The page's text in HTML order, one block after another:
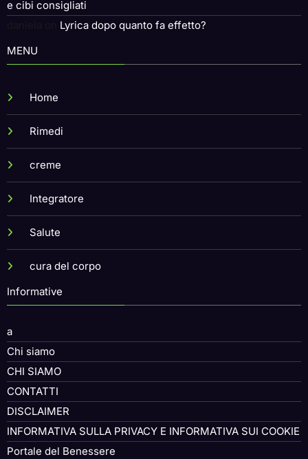
e cibi consigliati
Lyrica dopo quanto fa effetto?
MENU
Home
Rimedi
creme
Integratore
Salute
cura del corpo
Informative
a
Chi siamo
CHI SIAMO
CONTATTI
DISCLAIMER
INFORMATIVA SULLA PRIVACY E INFORMATIVA SUI COOKIE